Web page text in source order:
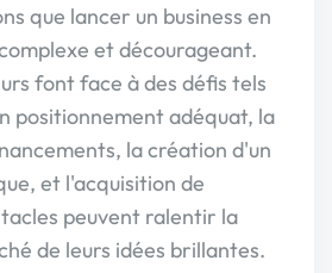
que lancer un business en
et décourageant.
font face à des défis tels
positionnement adéquat, la
la création d'un
et l'acquisition de
peuvent ralentir la
de leurs idées brillantes.